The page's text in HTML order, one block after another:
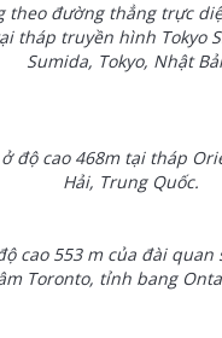
theo đường thẳng trực
tháp truyền hình Tokyo
Sumida, Tokyo, Nhật
độ cao 468m tại tháp
Hải, Trung Quốc.
cao 553 m của đài quan
Toronto, tỉnh bang